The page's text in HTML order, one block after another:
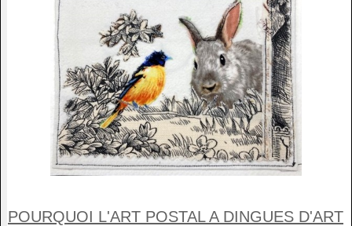
POURQUOI L'ART POSTAL A DINGUES D'ART